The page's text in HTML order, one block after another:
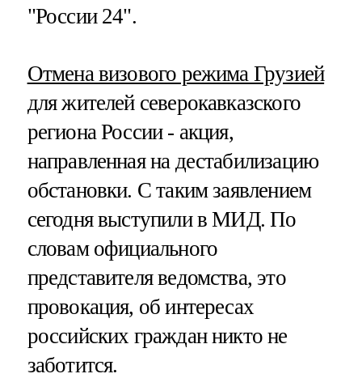
"России 24".
Отмена визового режима Грузией
для жителей северокавказского
региона России - акция,
направленная на дестабилизацию
обстановки. С таким заявлением
сегодня выступили в МИД. По
словам официального
представителя ведомства, это
провокация, об интересах
российских граждан никто не
заботится.